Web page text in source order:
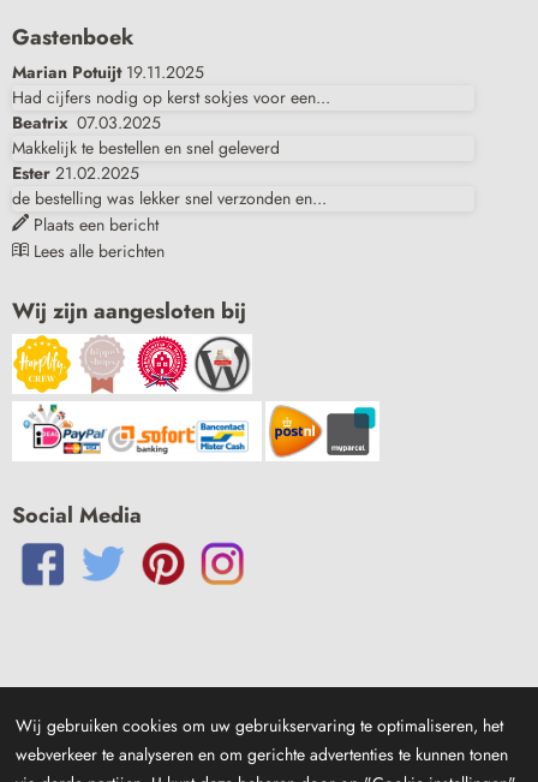
Gastenboek
Marian Potuijt 19.11.2025
Had cijfers nodig op kerst sokjes voor een...
Beatrix 07.03.2025
Makkelijk te bestellen en snel geleverd
Ester 21.02.2025
de bestelling was lekker snel verzonden en...
Plaats een bericht
Lees alle berichten
Wij zijn aangesloten bij
Social Media
Wij gebruiken cookies om uw gebruikservaring te optimaliseren, het
webverkeer te analyseren en om gerichte advertenties te kunnen tonen